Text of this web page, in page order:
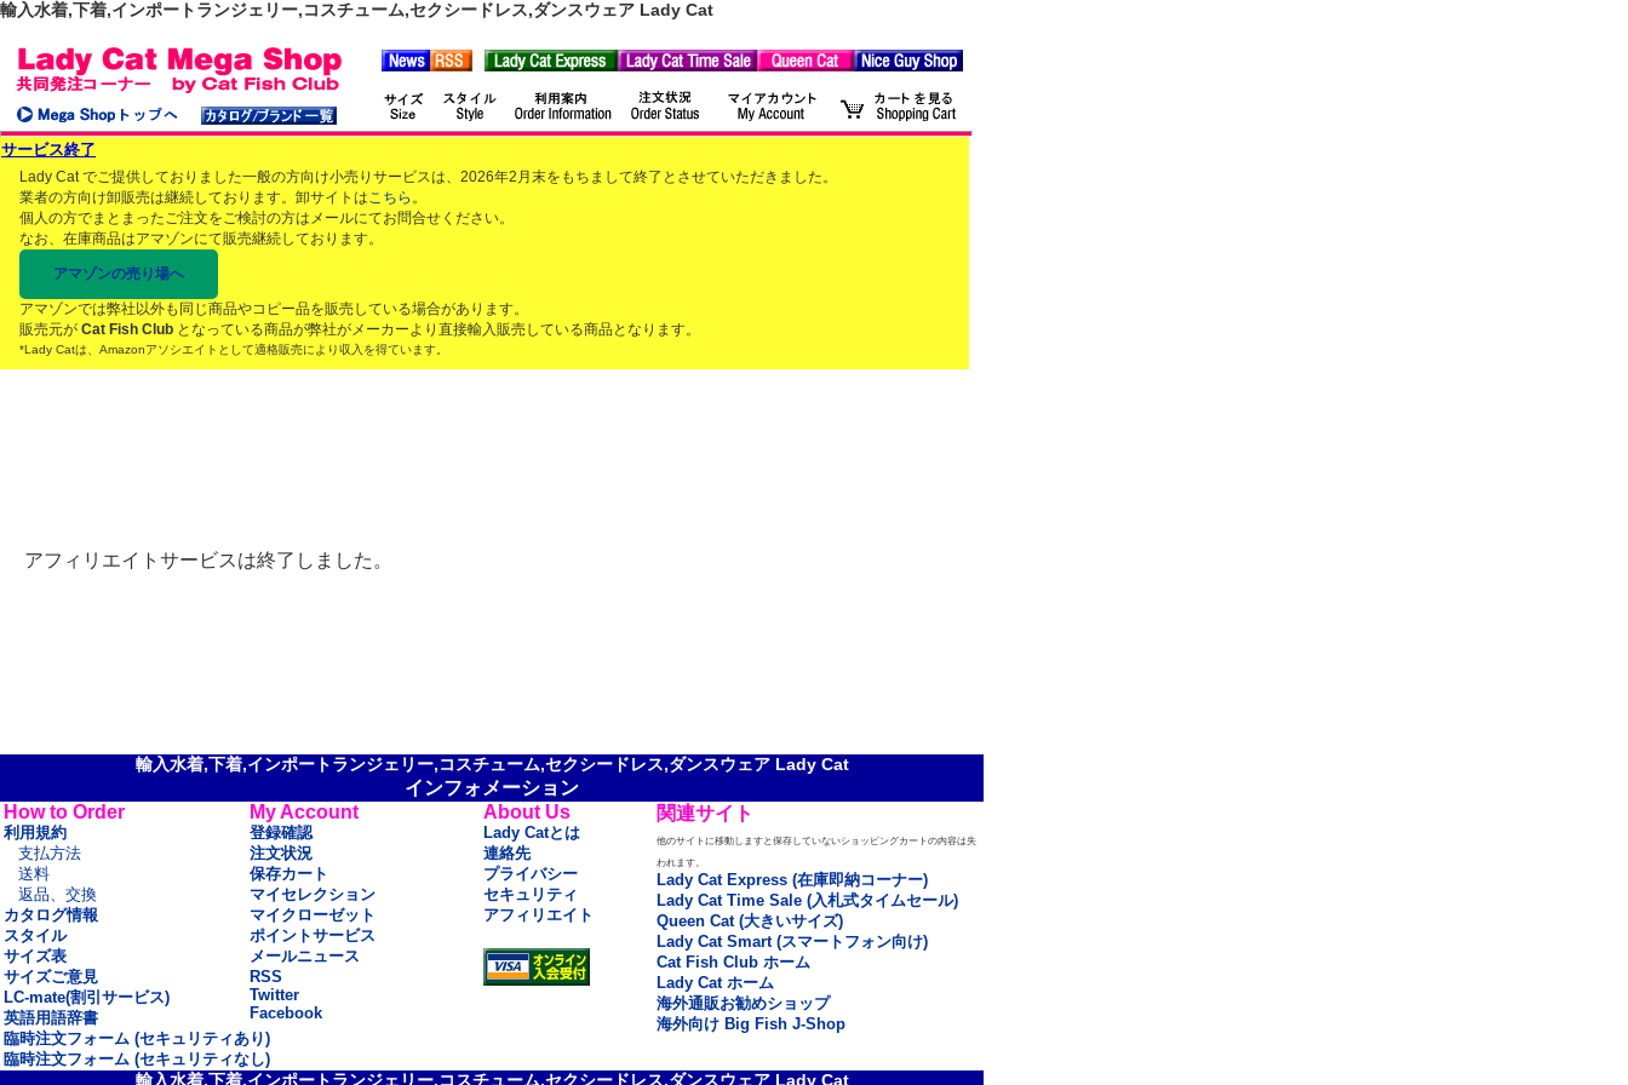
輸入水着,下着,インポートランジェリー,コスチューム,セクシードレス,ダンスウェア Lady Cat
サービス終了
Lady Cat でご提供しておりました一般の方向け小売りサービスは、2026年2月末をもちまして終了とさせていただきました。
業者の方向け卸販売は継続しております。卸サイトはこちら 。
個人の方でまとまったご注文をご検討の方はメールにてお問合せください。
なお、在庫商品はアマゾンにて販売継続しております。
アマゾンの売り場へ
アマゾンでは弊社以外も同じ商品やコピー品を販売している場合があります。
販売元が Cat Fish Club となっている商品が弊社がメーカーより直接輸入販売している商品となります。
*Lady Catは、Amazonアソシエイトとして適格販売により収入を得ています。
アフィリエイトサービスは終了しました。
輸入水着,下着,インポートランジェリー,コスチューム,セクシードレス,ダンスウェア Lady Cat
インフォメーション
How to Order
利用規約
支払方法
送料
返品、交換
カタログ情報
スタイル
サイズ表
サイズご意見
LC-mate(割引サービス)
英語用語辞書
My Account
登録確認
注文状況
保存カート
マイセレクション
マイクローゼット
ポイントサービス
メールニュース
RSS
Twitter
Facebook
About Us
Lady Catとは
連絡先
プライバシー
セキュリティ
アフィリエイト
関連サイト
他のサイトに移動しますと保存していないショッピングカートの内容は失
われます。
Lady Cat Express (在庫即納コーナー)
Lady Cat Time Sale (入札式タイムセール)
Queen Cat (大きいサイズ)
Lady Cat Smart (スマートフォン向け)
Cat Fish Club ホーム
Lady Cat ホーム
海外通販お勧めショップ
海外向け Big Fish J-Shop
臨時注文フォーム (セキュリティあり)
臨時注文フォーム (セキュリティなし)
輸入水着,下着,インポートランジェリー,コスチューム,セクシードレス,ダンスウェア Lady Cat